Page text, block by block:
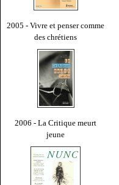
2005 - Vivre et penser comme
des chrétiens
2006 - La Critique meurt
jeune